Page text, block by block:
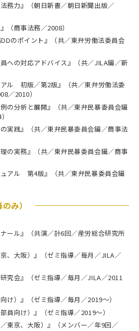
務力』（朝日新書／朝日新聞出版／
（商事法務／2008）
DDのポイント』（共／東弁労働法委員会
への対応アドバイス』（共／JILA編／新
アル 初版／第2版』（共／東弁労働法委
／2010）
の分析と展開』（共／東弁民暴委員会編
実践』（共／東弁民暴委員会編／商事法
の実務』（共／東弁民暴委員会編／商事
ュアル 第4版』（共／東弁民暴委員会編
み）
ール』（共演／計6回／産労総合研究所
、大阪）』（ゼミ指導／毎月／JILA／
究会』（ゼミ指導／毎月／JILA／2011
け）』（ゼミ指導／毎月／2019～）
員向け）』（ゼミ指導／2019～）
東京、大阪）』（メンバー／年9回／